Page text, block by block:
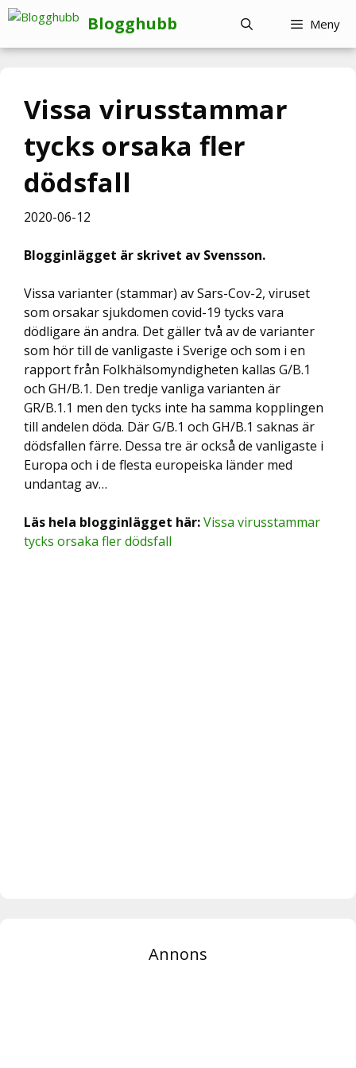
Hoppa
innehåll
Blogghubb Meny
Vissa virusstammar
tycks orsaka fler
dödsfall
2020-06-12
Blogginlägget är skrivet av Svensson.
Vissa varianter (stammar) av Sars-Cov-2, viruset
som orsakar sjukdomen covid-19 tycks vara
dödligare än andra. Det gäller två av de varianter
som hör till de vanligaste i Sverige och som i en
rapport från Folkhälsomyndigheten kallas G/B.1
och GH/B.1. Den tredje vanliga varianten är
GR/B.1.1 men den tycks inte ha samma kopplingen
till andelen döda. Där G/B.1 och GH/B.1 saknas är
dödsfallen färre. Dessa tre är också de vanligaste i
Europa och i de flesta europeiska länder med
undantag av…
Läs hela blogginlägget här:Vissa virusstammar
tycks orsaka fler dödsfall
Annons